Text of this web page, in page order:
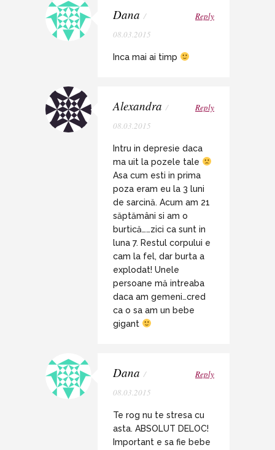
Dana /
08.03.2015
Reply
Inca mai ai timp
Alexandra /
08.03.2015
Reply
Intru in depresie daca
ma uit la pozele tale
Asa cum esti in prima
poza eram eu la 3 luni
de sarcină. Acum am 21
săptămâni si am o
burtică……zici ca sunt in
luna 7. Restul corpului e
cam la fel, dar burta a
explodat! Unele
persoane mă intreaba
daca am gemeni…cred
ca o sa am un bebe
gigant
Dana /
08.03.2015
Reply
Te rog nu te stresa cu
asta. ABSOLUT DELOC!
Important e sa fie bebe